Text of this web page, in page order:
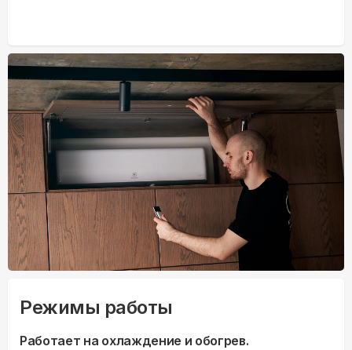
Режимы работы
Работает на охлаждение и обогрев.